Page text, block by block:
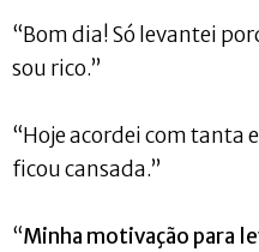
“Bom dia! Só levantei
sou rico.”
“Hoje acordei com tanta
ficou cansada.”
“Minha motivação para